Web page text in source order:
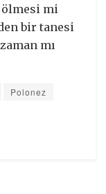
mi
bir tanesi
mı
Polonez